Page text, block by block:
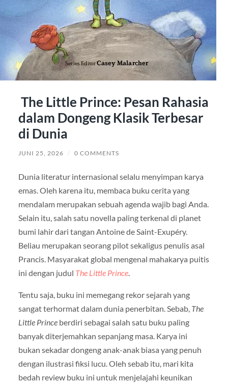
The Little Prince: Pesan Rahasia
dalam Dongeng Klasik Terbesar
di Dunia
JUNI 25, 2026 / 0 COMMENTS
Dunia literatur internasional selalu menyimpan karya
emas. Oleh karena itu, membaca buku cerita yang
mendalam merupakan sebuah agenda wajib bagi Anda.
Selain itu, salah satu novella paling terkenal di planet
bumi lahir dari tangan Antoine de Saint-Exupéry.
Beliau merupakan seorang pilot sekaligus penulis asal
Prancis. Masyarakat global mengenal mahakarya puitis
ini dengan judul The Little Prince.
Tentu saja, buku ini memegang rekor sejarah yang
sangat terhormat dalam dunia penerbitan. Sebab, The
Little Princeberdiri sebagai salah satu buku paling
banyak diterjemahkan sepanjang masa. Karya ini
bukan sekadar dongeng anak-anak biasa yang penuh
dengan ilustrasi fiksi lucu. Oleh sebab itu, mari kita
bedah review buku ini untuk menjelajahi keunikan